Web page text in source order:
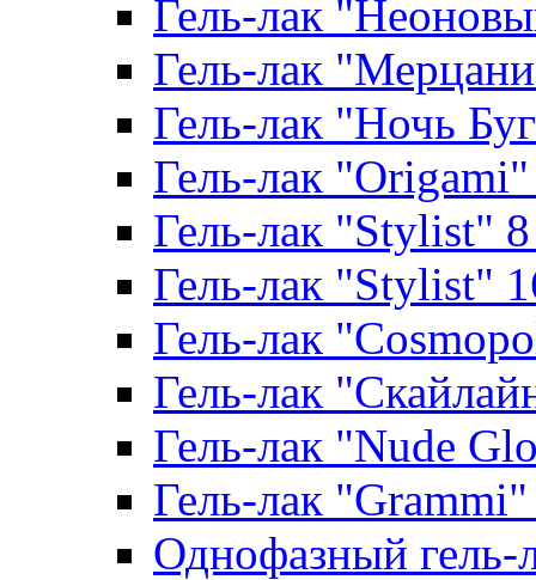
Гель-лак
Гель-лак
Гель-лак "Ночь
Гель-лак
Гель-лак "Stylist"
Гель-лак "Stylist"
Гель-лак
Гель-лак
Гель-лак "Nude
Гель-лак
Однофазный